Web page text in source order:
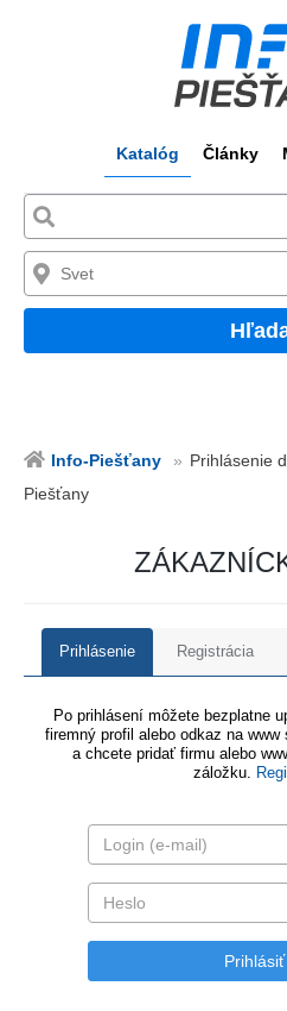
Katalóg Články
Info-Piešťany
Prihlásenie
Piešťany
Prihlásenie Registrácia
Po prihlásení môžete bezplatne
firemný profil alebo odkaz na
a chcete pridať firmu alebo
záložku.